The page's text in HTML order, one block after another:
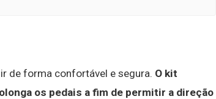
de forma confortável e segura. O kit
os pedais a fim de permitir a direção